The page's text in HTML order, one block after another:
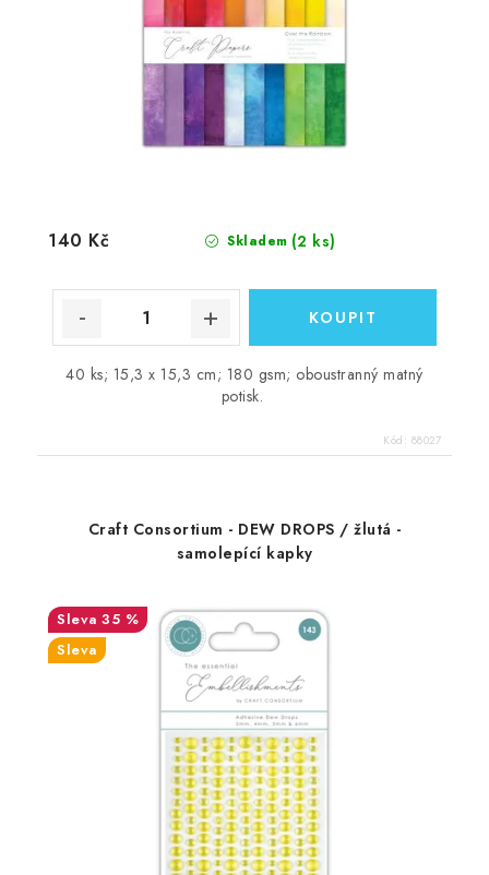
Skladem (2 ks)
140 Kč
40 ks; 15,3 x 15,3 cm; 180 gsm; oboustranný matný
potisk.
Kód: 88027
Craft Consortium - DEW DROPS / žlutá -
samolepící kapky
35 %
Sleva